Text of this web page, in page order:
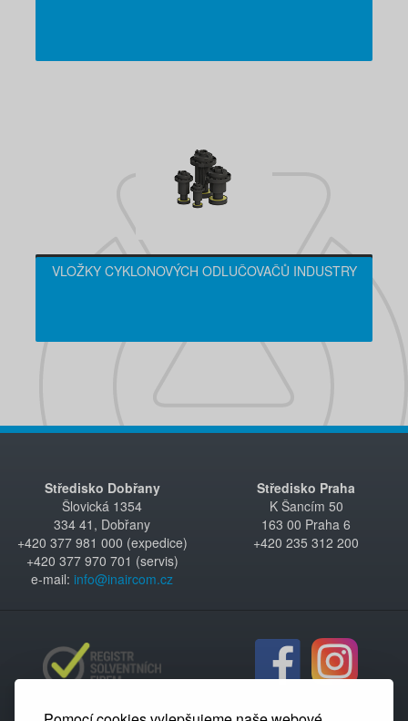
VLOŽKY CYKLONOVÝCH ODLUČOVAČŮ INDUSTRY
Středisko Dobřany
Šlovická 1354
334 41, Dobřany
+420 377 981 000 (expedice)
+420 377 970 701 (servis)
e-mail: info@inaircom.cz
Středisko Praha
K Šancím 50
163 00 Praha 6
+420 235 312 200